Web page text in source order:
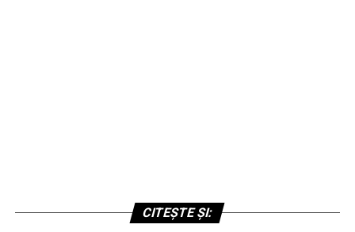
CITEȘTE ȘI: